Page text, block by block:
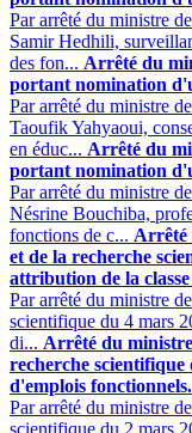
Par arrêté du ministre
Samir Hedhili,
des fon... Arrêté du
portant nomination
Par arrêté du ministre
Taoufik Yahyaoui,
en éduc... Arrêté du
portant nomination
Par arrêté du ministre
Nésrine Bouchiba,
fonctions de c... Arrêté
et de la recherche
attribution de la
Par arrêté du ministre
scientifique du 4 mars
di... Arrêté du
recherche
d'emplois fonctionnels.
Par arrêté du ministre
scientifique du 2 mars